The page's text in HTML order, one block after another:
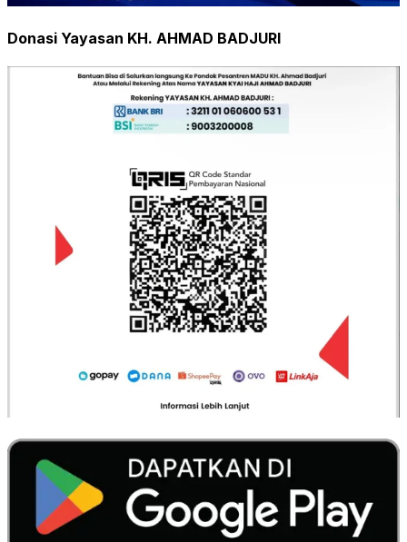
Donasi Yayasan KH. AHMAD BADJURI